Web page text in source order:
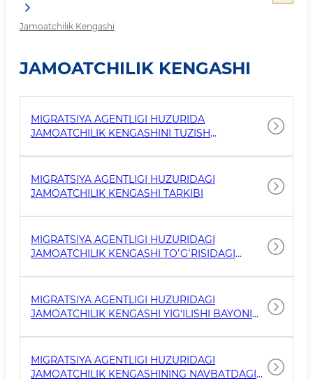
Jamoatchilik Kengashi
JAMOATCHILIK KENGASHI
MIGRATSIYA AGENTLIGI HUZURIDA
JAMOATCHILIK KENGASHINI TUZISH
MIGRATSIYA AGENTLIGI HUZURIDAGI
JAMOATCHILIK KENGASHI TARKIBI
MIGRATSIYA AGENTLIGI HUZURIDAGI
JAMOATCHILIK KENGASHI TOʻGʻRISIDAGI
MIGRATSIYA AGENTLIGI HUZURIDAGI
JAMOATCHILIK KENGASHI YIG‘ILISHI BAYONI
MIGRATSIYA AGENTLIGI HUZURIDAGI
JAMOATCHILIK KENGASHINING NAVBATDAGI